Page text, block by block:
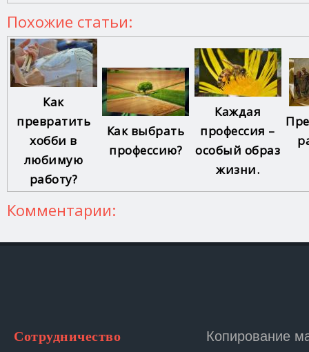
Похожие статьи:
Как
превратить
хобби в
любимую
работу?
Как выбрать
профессию?
Каждая
профессия –
особый образ
жизни.
Комментарии:
Сотрудничество
Копирование